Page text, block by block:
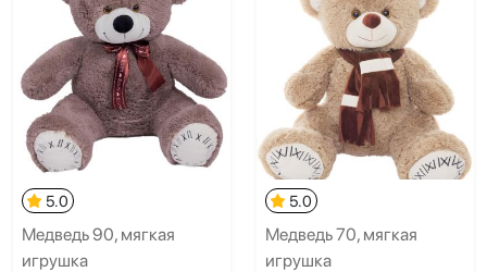
5.0
Медведь 90, мягкая
игрушка
5.0
Медведь 70, мягкая
игрушка